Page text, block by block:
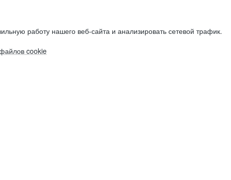
работу нашего веб-сайта и анализировать сетевой трафик.
cookie